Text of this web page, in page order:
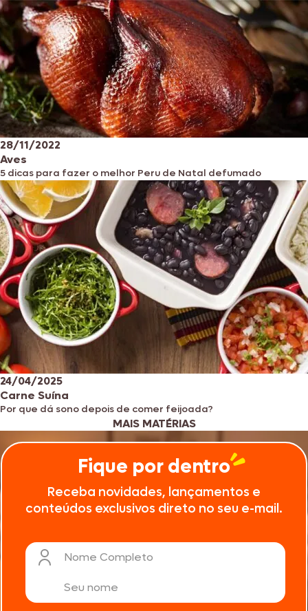
28/11/2022
Aves
5 dicas para fazer o melhor Peru de Natal defumado
24/04/2025
Carne Suína
Por que dá sono depois de comer feijoada?
MAIS MATÉRIAS
Fique por dentro
Receba novidades, lançamentos e
conteúdos exclusivos direto no seu e-mail.
Nome Completo